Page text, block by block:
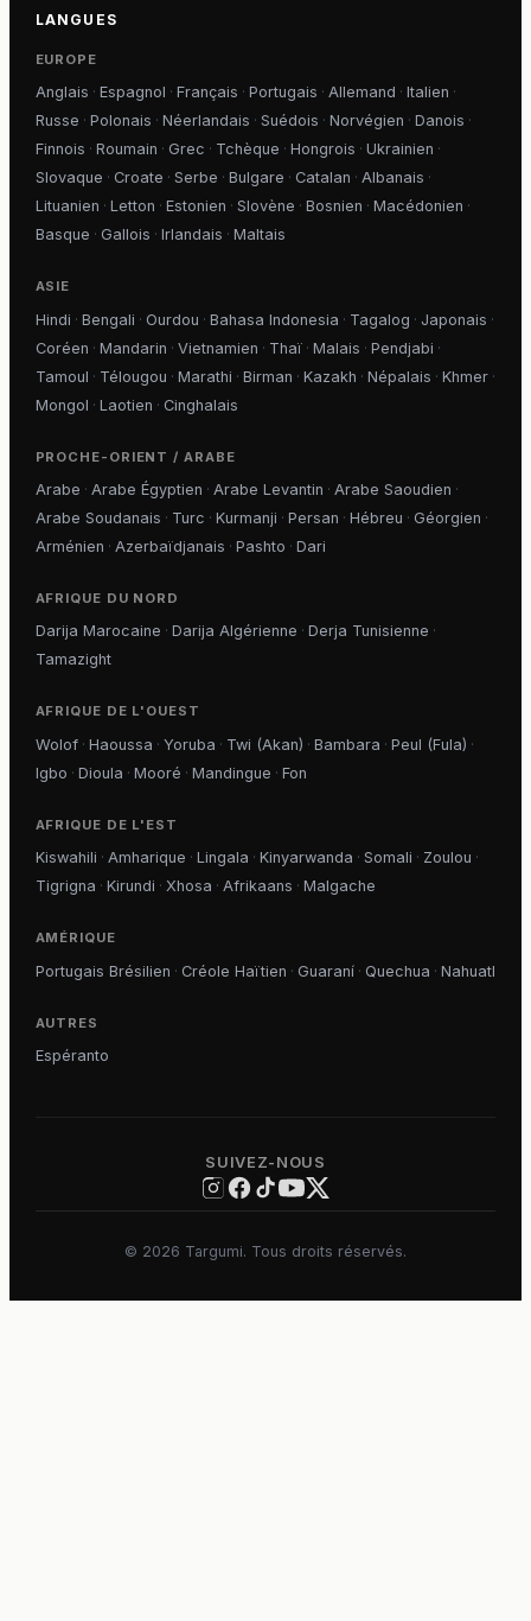
LANGUES
EUROPE
Anglais · Espagnol · Français · Portugais · Allemand · Italien ·
Russe · Polonais · Néerlandais · Suédois · Norvégien · Danois ·
Finnois · Roumain · Grec · Tchèque · Hongrois · Ukrainien ·
Slovaque · Croate · Serbe · Bulgare · Catalan · Albanais ·
Lituanien · Letton · Estonien · Slovène · Bosnien · Macédonien ·
Basque · Gallois · Irlandais · Maltais
ASIE
Hindi · Bengali · Ourdou · Bahasa Indonesia · Tagalog · Japonais ·
Coréen · Mandarin · Vietnamien · Thaï· Malais · Pendjabi ·
Tamoul · Télougou · Marathi · Birman · Kazakh · Népalais · Khmer·
Mongol · Laotien · Cinghalais
PROCHE-ORIENT / ARABE
Arabe · Arabe Égyptien · Arabe Levantin · Arabe Saoudien ·
Arabe Soudanais · Turc · Kurmanji · Persan · Hébreu · Géorgien ·
Arménien · Azerbaïdjanais · Pashto · Dari
AFRIQUE DU NORD
Darija Marocaine · Darija Algérienne · Derja Tunisienne ·
Tamazight
AFRIQUE DE L'OUEST
Wolof· Haoussa · Yoruba · Twi (Akan) · Bambara · Peul (Fula) ·
Igbo · Dioula · Mooré · Mandingue · Fon
AFRIQUE DE L'EST
Kiswahili · Amharique · Lingala · Kinyarwanda · Somali · Zoulou ·
Tigrigna · Kirundi · Xhosa · Afrikaans · Malgache
AMÉRIQUE
Portugais Brésilien · Créole Haïtien · Guaraní· Quechua · Nahuatl
AUTRES
Espéranto
SUIVEZ-NOUS
© 2026 Targumi. Tous droits réservés.